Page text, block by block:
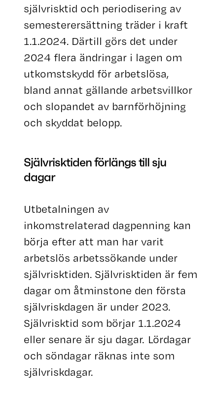
självrisktid och periodisering av
semesterersättning träder i kraft
1.1.2024. Därtill görs det under
2024 flera ändringar i lagen om
utkomstskydd för arbetslösa,
bland annat gällande arbetsvillkor
och slopandet av barnförhöjning
och skyddat belopp.
Självrisktiden förlängs till sju
dagar
Utbetalningen av
inkomstrelaterad dagpenning kan
börja efter att man har varit
arbetslös arbetssökande under
självrisktiden. Självrisktiden är fem
dagar om åtminstone den första
självriskdagen är under 2023.
Självrisktid som börjar 1.1.2024
eller senare är sju dagar. Lördagar
och söndagar räknas inte som
självriskdagar.